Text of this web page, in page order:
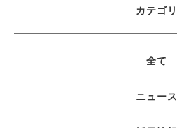
カテゴリ
全て
ニュース